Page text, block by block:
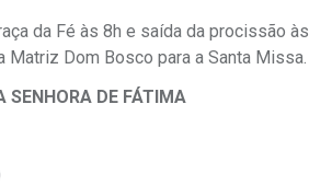
da Fé às 8h e saída da procissão às
Matriz Dom Bosco para a Santa Missa.
SENHORA DE FÁTIMA